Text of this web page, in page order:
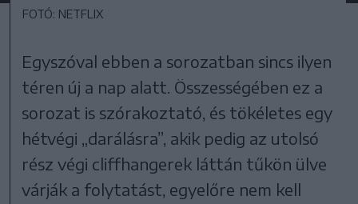
FOTÓ: NETFLIX
Egyszóval ebben a sorozatban sincs ilyen
téren új a nap alatt. Összességében ez a
sorozat is szórakoztató, és tökéletes egy
hétvégi „darálásra”, akik pedig az utolsó
rész végi cliffhangerek láttán tűkön ülve
várják a folytatást, egyelőre nem kell